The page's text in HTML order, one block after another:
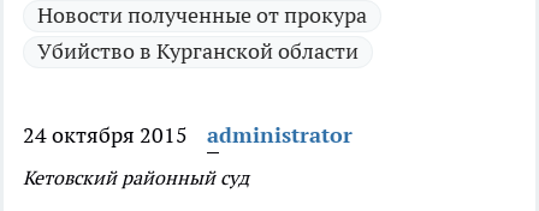
Новости полученные от прокура
Убийство в Курганской области
24 октября 2015 administrator
Кетовский районный суд